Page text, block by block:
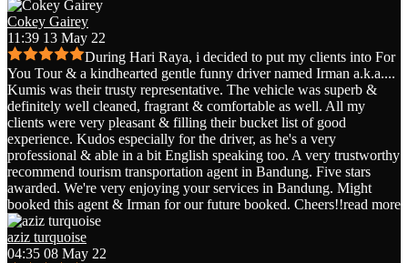
Cokey Gairey
11:39 13 May 22
During Hari Raya, i decided to put my clients into For
You Tour & a kindhearted gentle funny driver named Irman a.k.a....
Kumis was their trusty representative. The vehicle was superb &
definitely well cleaned, fragrant & comfortable as well. All my
clients were very pleasant & filling their bucket list of good
experience. Kudos especially for the driver, as he's a very
professional & able in a bit English speaking too. A very trustworthy
recommend tourism transportation agent in Bandung. Five stars
awarded. We're very enjoying your services in Bandung. Might
booked this agent & Irman for our future booked. Cheers!!read more
aziz turquoise
04:35 08 May 22